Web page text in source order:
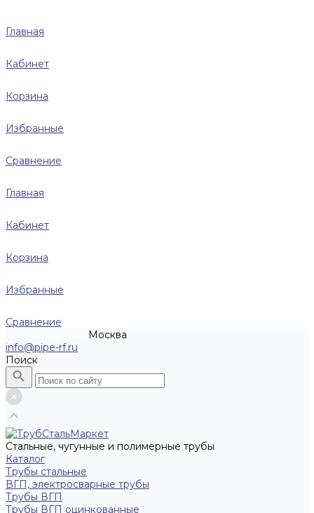
Главная
Кабинет
Корзина
Избранные
Сравнение
Главная
Кабинет
Корзина
Избранные
Сравнение
Москва
info@pipe-rf.ru
Поиск
Стальные, чугунные и полимерные трубы
Каталог
Трубы стальные
ВГП, электросварные трубы
Трубы ВГП
Трубы ВГП оцинкованные